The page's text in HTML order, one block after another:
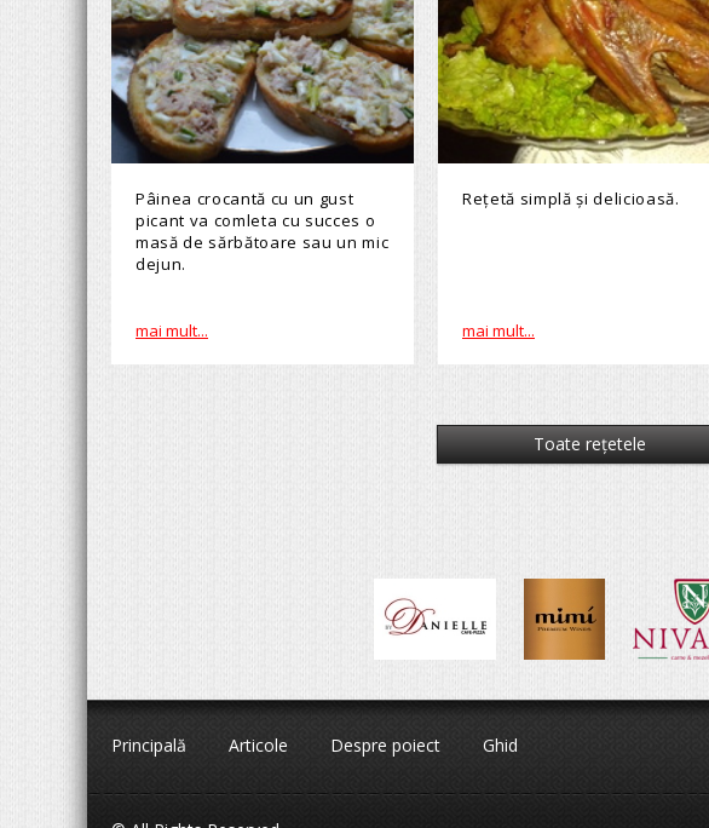
Pâinea crocantă cu un gust
picant va comleta cu succes o
masă de sărbătoare sau un mic
dejun.
mai mult...
Rețetă simplă şi delicioasă.
mai mult...
Toate reţetele
Principală Articole Despre poiect Ghid